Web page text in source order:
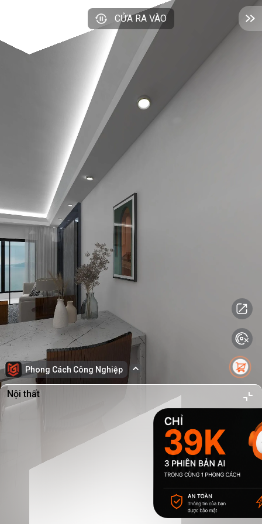
CỬA RA VÀO
Phong Cách Công Nghiệp
Nội thất